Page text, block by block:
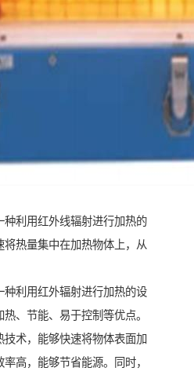
利用红外线辐射进行加热的
热量集中在加热物体上，从
利用红外辐射进行加热的设
、节能、易于控制等优点。
术，能够快速将物体表面加
高，能够节省能源。同时，